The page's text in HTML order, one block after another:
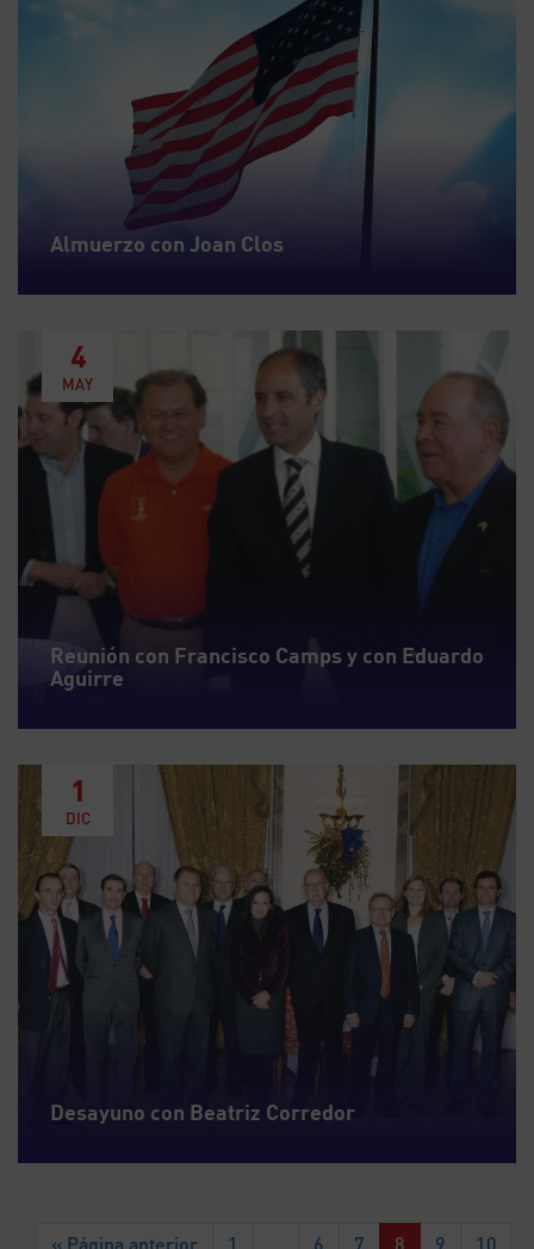
Almuerzo con Joan Clos
4
MAY
Reunión con Francisco Camps y con Eduardo
Aguirre
1
DIC
Desayuno con Beatriz Corredor
« Página anterior 1 6 7 8 9 10